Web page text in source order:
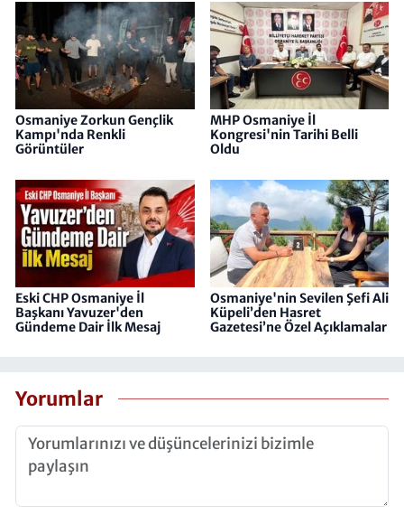
Osmaniye Zorkun Gençlik
Kampı'nda Renkli
Görüntüler
MHP Osmaniye İl
Kongresi'nin Tarihi Belli
Oldu
Eski CHP Osmaniye İl
Başkanı Yavuzer'den
Gündeme Dair İlk Mesaj
Osmaniye'nin Sevilen Şefi Ali
Küpeli’den Hasret
Gazetesi’ne Özel Açıklamalar
Yorumlar